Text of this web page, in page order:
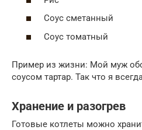
Соус сметанный
Соус томатный
Пример из жизни: Мой муж
соусом тартар. Так что я
Хранение и разогрев
Готовые котлеты можно